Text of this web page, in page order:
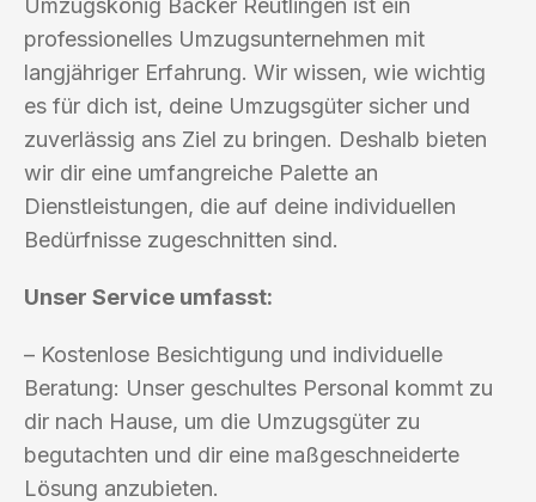
Umzugskönig Bäcker Reutlingen ist ein
professionelles Umzugsunternehmen mit
langjähriger Erfahrung. Wir wissen, wie wichtig
es für dich ist, deine Umzugsgüter sicher und
zuverlässig ans Ziel zu bringen. Deshalb bieten
wir dir eine umfangreiche Palette an
Dienstleistungen, die auf deine individuellen
Bedürfnisse zugeschnitten sind.
Unser Service umfasst:
– Kostenlose Besichtigung und individuelle
Beratung: Unser geschultes Personal kommt zu
dir nach Hause, um die Umzugsgüter zu
begutachten und dir eine maßgeschneiderte
Lösung anzubieten.